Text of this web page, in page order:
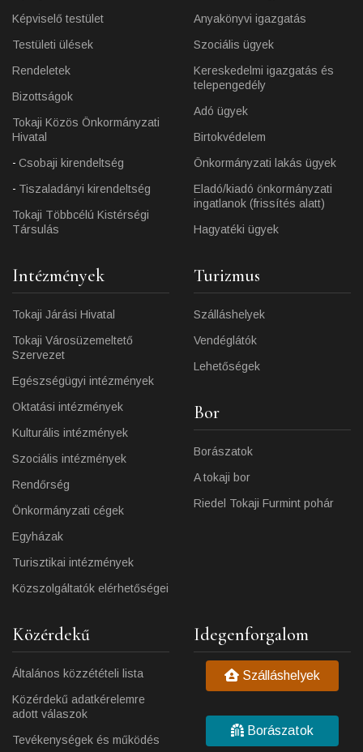
Képviselő testület
Testületi ülések
Rendeletek
Bizottságok
Tokaji Közös Önkormányzati
Hivatal
Csobaji kirendeltség
Tiszaladányi kirendeltség
Tokaji Többcélú Kistérségi
Társulás
Anyakönyvi igazgatás
Szociális ügyek
Kereskedelmi igazgatás és
telepengedély
Adó ügyek
Birtokvédelem
Önkormányzati lakás ügyek
Eladó/kiadó önkormányzati
ingatlanok (frissítés alatt)
Hagyatéki ügyek
Intézmények
Tokaji Járási Hivatal
Tokaji Városüzemeltető
Szervezet
Egészségügyi intézmények
Oktatási intézmények
Kulturális intézmények
Szociális intézmények
Rendőrség
Önkormányzati cégek
Egyházak
Turisztikai intézmények
Közszolgáltatók elérhetőségei
Turizmus
Szálláshelyek
Vendéglátók
Lehetőségek
Bor
Borászatok
A tokaji bor
Riedel Tokaji Furmint pohár
Közérdekű
Általános közzétételi lista
Közérdekű adatkérelemre
adott válaszok
Tevékenységek és működés
Idegenforgalom
Szálláshelyek
Borászatok